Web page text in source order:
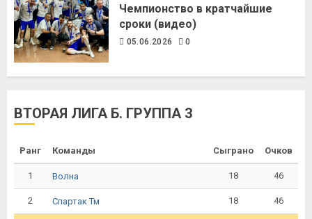
Чемпионство в кратчайшие
сроки (видео)
05.06.2026 0
ВТОРАЯ ЛИГА Б. ГРУППА 3
Ранг Команды Сыграно Очков
1 Волна 18 46
2 Спартак Тм 18 46